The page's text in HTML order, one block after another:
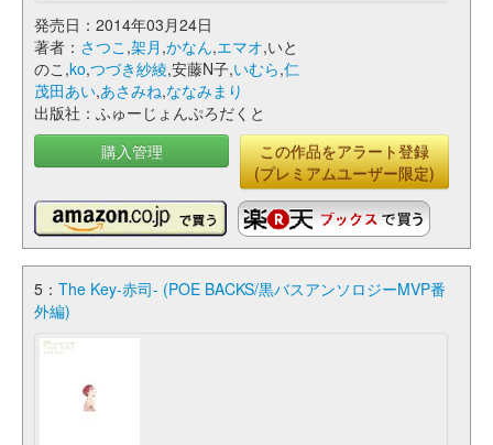
発売日：2014年03月24日
著者： さつこ ,架月 ,かなん,エマオ,いと
のこ,ko,つづき紗綾,安藤N子,いむら,仁
茂田あい,あさみね,ななみまり
出版社：ふゅーじょんぷろだくと
購入管理
この作品をアラート登録
(プレミアムユーザー限定)
5： The Key-赤司- (POE BACKS/黒バスアンソロジーMVP番
外編)